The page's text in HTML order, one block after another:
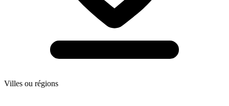
Villes ou régions